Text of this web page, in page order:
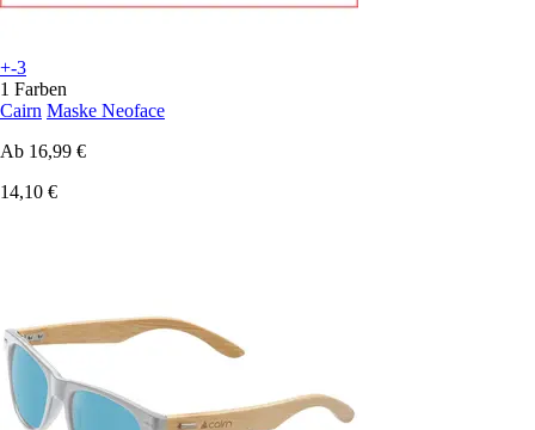
+-3
1 Farben
Cairn Maske Neoface
Ab 16,99 €
14,10 €